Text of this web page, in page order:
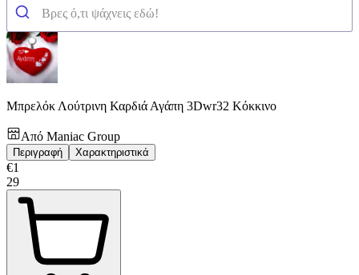
Μπρελόκ Λούτρινη Καρδιά Αγάπη 3Dwr32 Κόκκινο
Από Maniac Group
Περιγραφή Χαρακτηριστικά
€1
29